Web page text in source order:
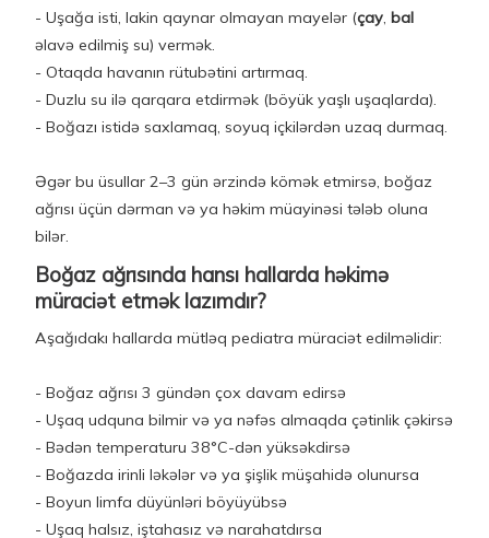
- Uşağa isti, lakin qaynar olmayan mayelər (çay, bal
əlavə edilmiş su) vermək.
- Otaqda havanın rütubətini artırmaq.
- Duzlu su ilə qarqara etdirmək (böyük yaşlı uşaqlarda).
- Boğazı istidə saxlamaq, soyuq içkilərdən uzaq durmaq.
Əgər bu üsullar 2–3 gün ərzində kömək etmirsə, boğaz
ağrısı üçün dərman və ya həkim müayinəsi tələb oluna
bilər.
Boğaz ağrısında hansı hallarda həkimə
müraciət etmək lazımdır?
Aşağıdakı hallarda mütləq pediatra müraciət edilməlidir:
- Boğaz ağrısı 3 gündən çox davam edirsə
- Uşaq udquna bilmir və ya nəfəs almaqda çətinlik çəkirsə
- Bədən temperaturu 38°C-dən yüksəkdirsə
- Boğazda irinli ləkələr və ya şişlik müşahidə olunursa
- Boyun limfa düyünləri böyüyübsə
- Uşaq halsız, iştahasız və narahatdırsa